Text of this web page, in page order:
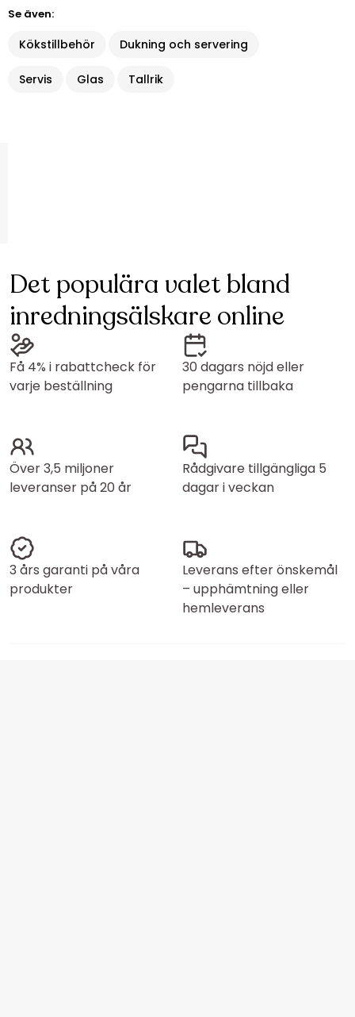
Se även:
Kökstillbehör Dukning och servering
Servis Glas Tallrik
Det populära valet bland
inredningsälskare online
Få 4% i rabattcheck för
varje beställning
30 dagars nöjd eller
pengarna tillbaka
Över 3,5 miljoner
leveranser på 20 år
Rådgivare tillgängliga 5
dagar i veckan
3 års garanti på våra
produkter
Leverans efter önskemål
– upphämtning eller
hemleverans